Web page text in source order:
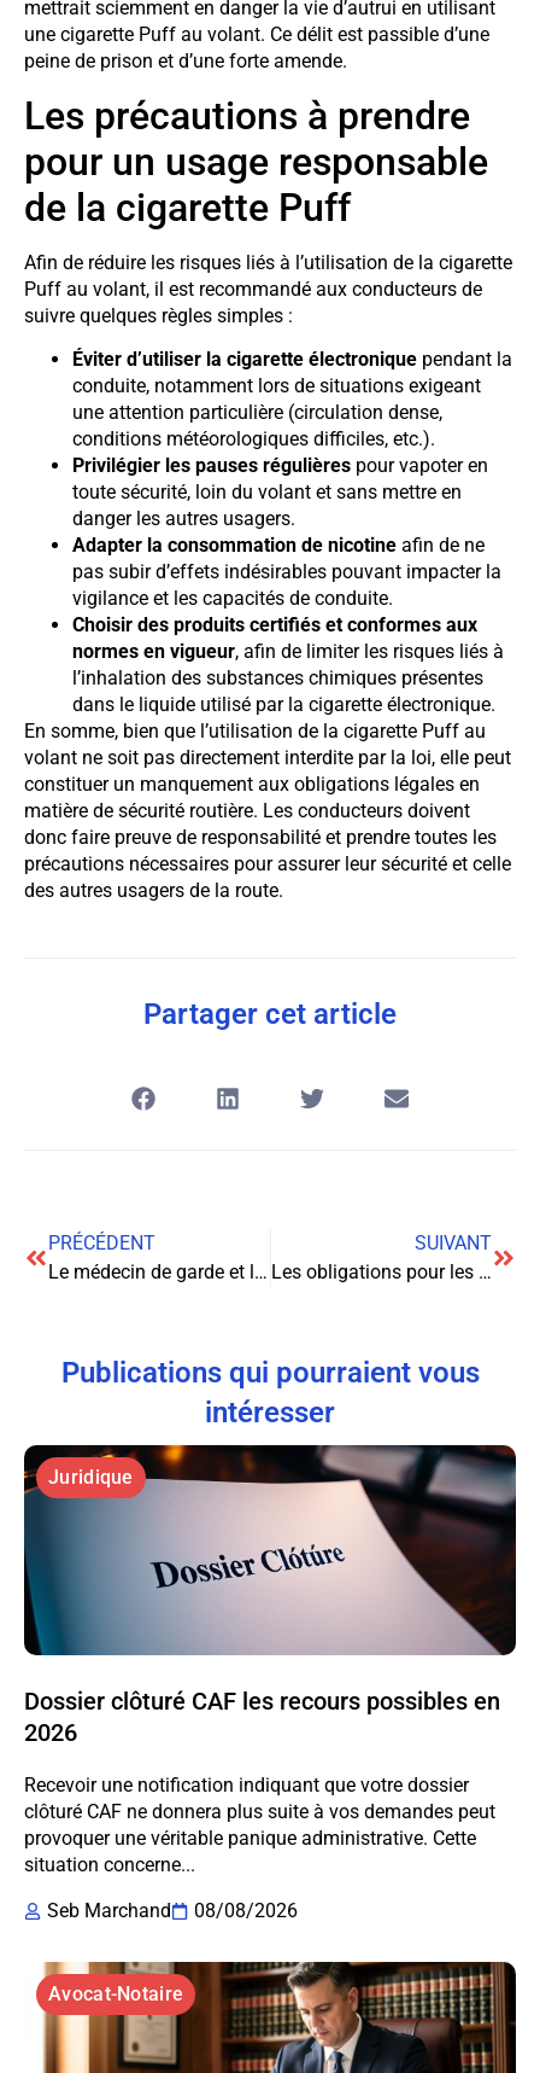
mettrait sciemment en danger la vie d’autrui en utilisant
une cigarette Puff au volant. Ce délit est passible d’une
peine de prison et d’une forte amende.
Les précautions à prendre
pour un usage responsable
de la cigarette Puff
Afin de réduire les risques liés à l’utilisation de la cigarette
Puff au volant, il est recommandé aux conducteurs de
suivre quelques règles simples :
Éviter d’utiliser la cigarette électronique pendant la
conduite, notamment lors de situations exigeant
une attention particulière (circulation dense,
conditions météorologiques difficiles, etc.).
Privilégier les pauses régulières pour vapoter en
toute sécurité, loin du volant et sans mettre en
danger les autres usagers.
Adapter la consommation de nicotine afin de ne
pas subir d’effets indésirables pouvant impacter la
vigilance et les capacités de conduite.
Choisir des produits certifiés et conformes aux
normes en vigueur, afin de limiter les risques liés à
l’inhalation des substances chimiques présentes
dans le liquide utilisé par la cigarette électronique.
En somme, bien que l’utilisation de la cigarette Puff au
volant ne soit pas directement interdite par la loi, elle peut
constituer un manquement aux obligations légales en
matière de sécurité routière. Les conducteurs doivent
donc faire preuve de responsabilité et prendre toutes les
précautions nécessaires pour assurer leur sécurité et celle
des autres usagers de la route.
Partager cet article
PRÉCÉDENT
Le médecin de garde et la prise en charge des urgences gynécologiques : aspects juridiques et enjeux
SUIVANT
Les obligations pour les participants aux séminaires d’entreprise en matière de travail à distance
Publications qui pourraient vous
intéresser
Juridique
Dossier clôturé CAF les recours possibles en
2026
Recevoir une notification indiquant que votre dossier
clôturé CAF ne donnera plus suite à vos demandes peut
provoquer une véritable panique administrative. Cette
situation concerne...
Seb Marchand
08/08/2026
Avocat-Notaire